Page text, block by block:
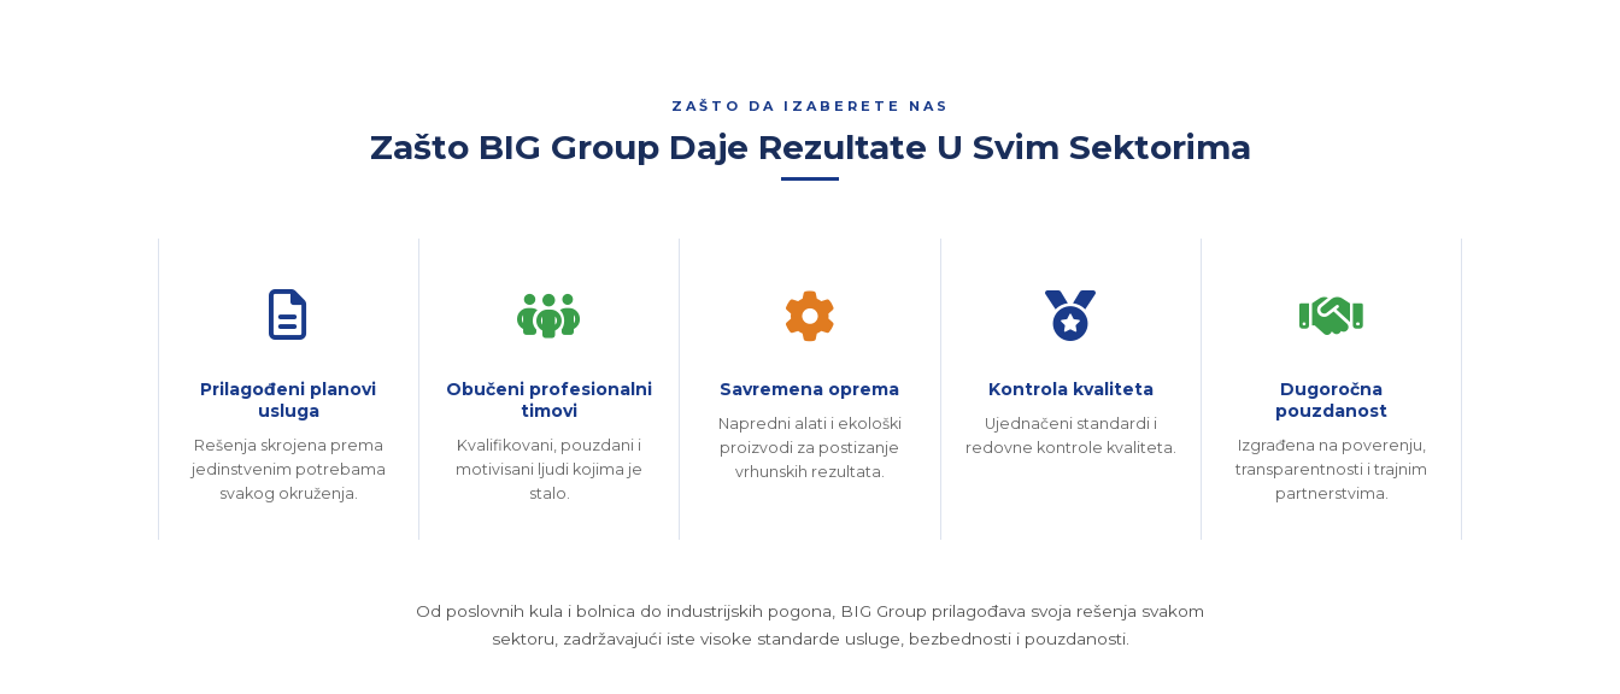
ZAŠTO DA IZABERETE NAS
Zašto BIG Group Daje Rezultate U Svim Sektorima
Prilagođeni planovi
usluga
Rešenja skrojena prema
jedinstvenim potrebama
svakog okruženja.
Obučeni profesionalni
timovi
Kvalifikovani, pouzdani i
motivisani ljudi kojima je
stalo.
Savremena oprema
Napredni alati i ekološki
proizvodi za postizanje
vrhunskih rezultata.
Kontrola kvaliteta
Ujednačeni standardi i
redovne kontrole kvaliteta.
Dugoročna
pouzdanost
Izgrađena na poverenju,
transparentnosti i trajnim
partnerstvima.
Od poslovnih kula i bolnica do industrijskih pogona, BIG Group prilagođava svoja rešenja svakom
sektoru, zadržavajući iste visoke standarde usluge, bezbednosti i pouzdanosti.